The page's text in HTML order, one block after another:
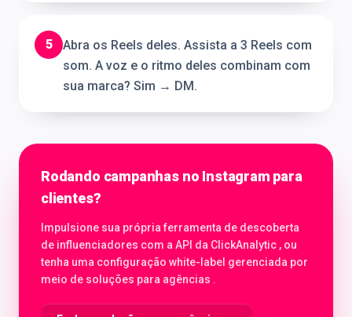
5
Abra os Reels deles. Assista a 3 Reels com
som. A voz e o ritmo deles combinam com
sua marca? Sim → DM.
Rodando campanhas no Instagram para
clientes?
Impulsione sua própria ferramenta de descoberta
de influenciadores com a API da ClickAnalytic , ou
tenha uma configuração white-label gerenciada por
meio de soluções para agências .